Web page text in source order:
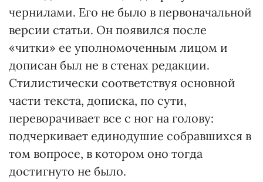
чернилами. Его не было в первоначальной
версии статьи. Он появился после
«читки» ее уполномоченным лицом и
дописан был не в стенах редакции.
Стилистически соответствуя основной
части текста, дописка, по сути,
переворачивает все с ног на голову:
подчеркивает единодушие собравшихся в
том вопросе, в котором оно тогда
достигнуто не было.